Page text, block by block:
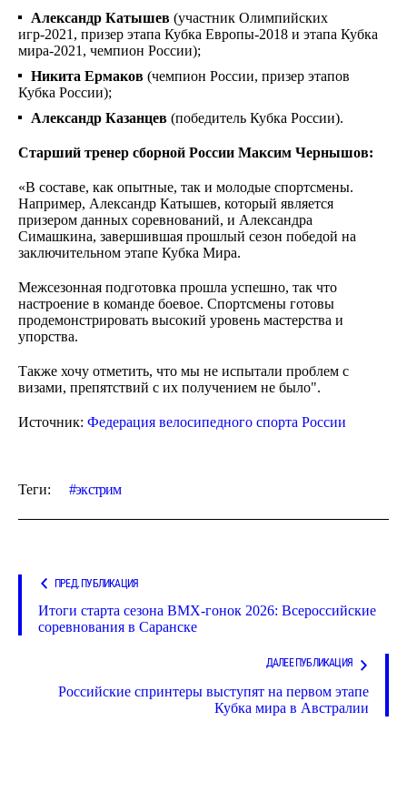
Александр Катышев (участник Олимпийских
игр-2021, призер этапа Кубка Европы-2018 и этапа Кубка
мира-2021, чемпион России);
Никита Ермаков (чемпион России, призер этапов
Кубка России);
Александр Казанцев (победитель Кубка России).
Cтарший тренер сборной России Максим Чернышов:
«В составе, как опытные, так и молодые спортсмены.
Например, Александр Катышев, который является
призером данных соревнований, и Александра
Симашкина, завершившая прошлый сезон победой на
заключительном этапе Кубка Мира.
Межсезонная подготовка прошла успешно, так что
настроение в команде боевое. Спортсмены готовы
продемонстрировать высокий уровень мастерства и
упорства.
Также хочу отметить, что мы не испытали проблем с
визами, препятствий c их получением не было".
Источник: Федерация велосипедного спорта России
Теги: экстрим
ПРЕД. ПУБЛИКАЦИЯ
Итоги старта сезона BMX-гонок 2026: Всероссийские
соревнования в Саранске
ДАЛЕЕ ПУБЛИКАЦИЯ
Российские спринтеры выступят на первом этапе
Кубка мира в Австралии